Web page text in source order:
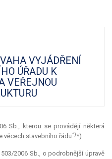
VYJÁDŘENÍ
ÚŘADU K
VEŘEJNOU
Sb., kterou se provádějí některá
věcech stavebního řádu*)*)
2006 Sb., o podrobnější úpravě